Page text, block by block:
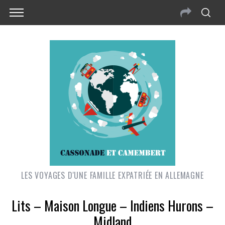
LES VOYAGES D'UNE FAMILLE EXPATRIÉE EN ALLEMAGNE
Lits – Maison Longue – Indiens Hurons –